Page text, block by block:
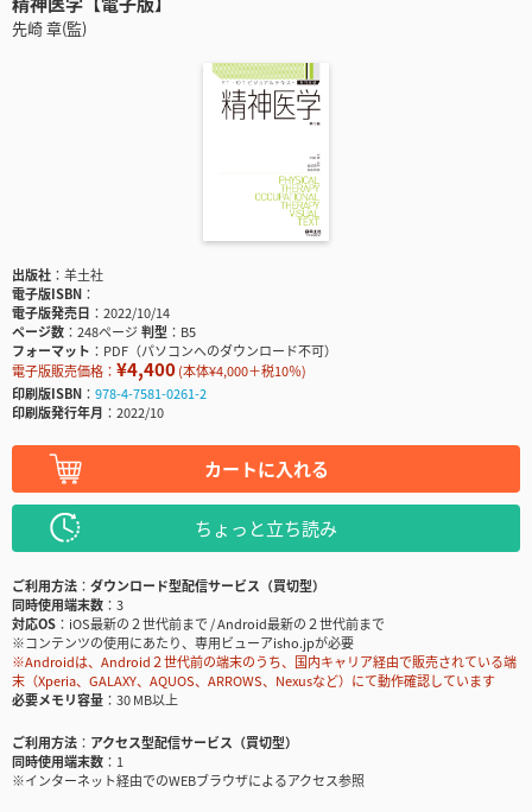
先崎 章(監)
出版社
羊土社
電子版ISBN
電子版発売日
2022/10/14
ページ数
248ページ判型
B5
フォーマット
PDF（パソコンへのダウンロード不可）
電子版販売価格： ¥4,400(本体¥4,000＋税10％)
印刷版ISBN
978-4-7581-0261-2
印刷版発行年月
2022/10
カートに入れる
ちょっと立ち読み
ご利用方法
ダウンロード型配信サービス（買切型）
同時使用端末数
3
対応OS
iOS最新の２世代前まで / Android最新の２世代前まで
※コンテンツの使用にあたり、専用ビューアisho.jpが必要
※Androidは、Android２世代前の端末のうち、国内キャリア経由で販売されている端
末（Xperia、GALAXY、AQUOS、ARROWS、Nexusなど）にて動作確認しています
必要メモリ容量
30 MB以上
ご利用方法
アクセス型配信サービス（買切型）
同時使用端末数
1
※インターネット経由でのWEBブラウザによるアクセス参照